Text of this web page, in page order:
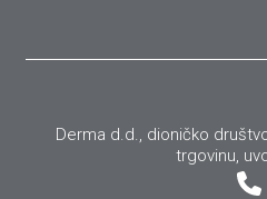
Derma d.d., dioničko
trgovinu,